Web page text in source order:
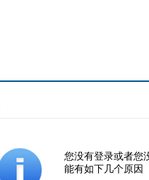
您没有登录或者您
能有如下几个原因